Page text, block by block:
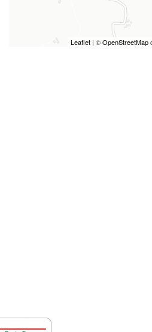
Leaflet | ©OpenStreetMap